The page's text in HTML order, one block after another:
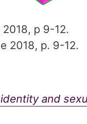
2018, p 9-12.
2018, p. 9-12.
and